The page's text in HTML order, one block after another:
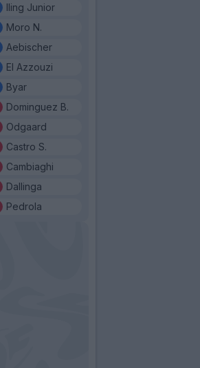
Iling Junior
Moro N.
Aebischer
El Azzouzi
Byar
Dominguez B.
Odgaard
Castro S.
Cambiaghi
Dallinga
Pedrola